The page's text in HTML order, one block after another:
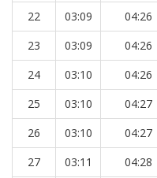
22
03:09 04:26
23
03:09 04:26
24
03:10 04:26
25
03:10 04:27
26
03:10 04:27
27
03:11 04:28